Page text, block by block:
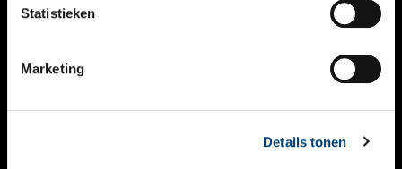
Statistieken
Marketing
Details tonen
NIEUWS
KALENDER